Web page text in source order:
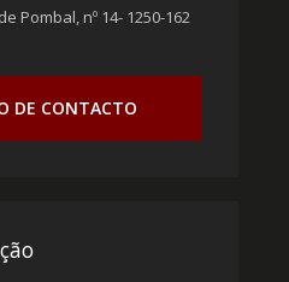
Pombal, nº 14- 1250-162
DE CONTACTO